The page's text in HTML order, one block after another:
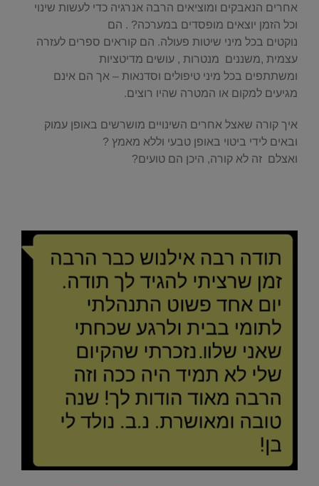
אחרים הנאבקים ומוציאים הרבה אנרגיה כדי לעשות שינוי
וכל הזמן יוצאים מופסדים במערכה? . הם
נוקטים בכל מיני שיטות פעולה. הם קוראים ספרים לעזרה
עצמית ,משננים מנטרות , עושים מדיטציות
ומשתתפים בכל מיני טיפולים וסדנאות – אך הם אינם
מגיעים למקום או המטרה שהיו רוצים.
איך קורה שאצל אחרים השינויים מושרשים באופן עמוק
ובאים לידי ביטוי באופן טבעי וללא מאמץ ?
ואצלם זה לא קורה, היכן הם טועים?